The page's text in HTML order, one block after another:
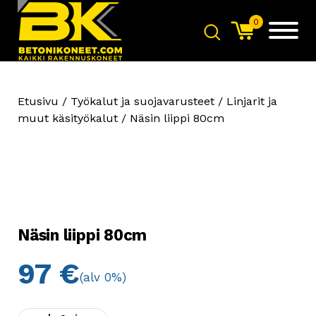
0
Etusivu / Työkalut ja suojavarusteet / Linjarit ja
muut käsityökalut / Näsin liippi 80cm
Näsin liippi 80cm
97 €(alv 0%)